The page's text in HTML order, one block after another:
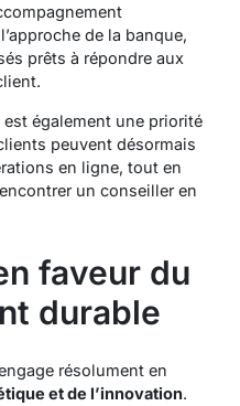
de la banque,
prêts à répondre aux
est également une priorité
peuvent désormais
en ligne, tout en
un conseiller en
faveur du
durable
résolument en
et de l’innovation.